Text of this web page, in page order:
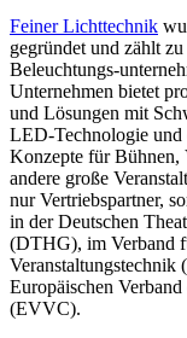
Feiner Lichttechnik
gegründet und zählt
Beleuchtungs-
Unternehmen bietet
und Lösungen mit
LED-Technologie und
Konzepte für Bühnen,
andere große
nur Vertriebspartner,
in der Deutschen
(DTHG), im Verband
Europäischen
(EVVC).